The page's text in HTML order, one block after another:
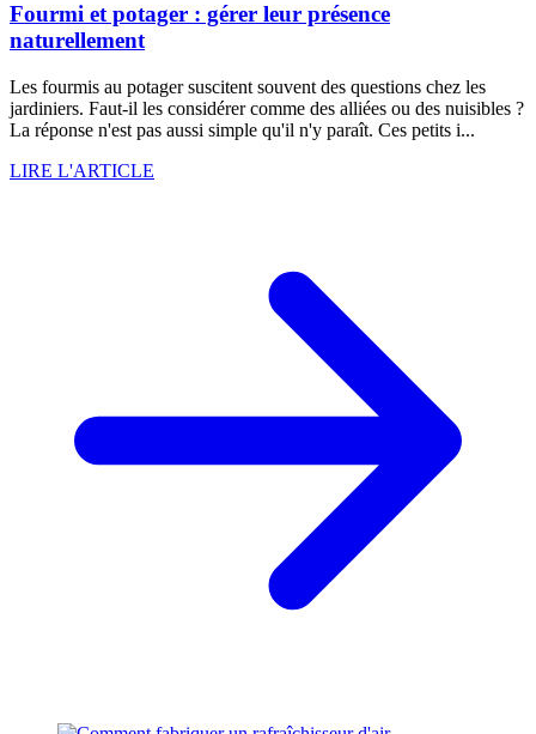
Fourmi et potager : gérer leur présence
naturellement
Les fourmis au potager suscitent souvent des questions chez les
jardiniers. Faut-il les considérer comme des alliées ou des nuisibles ?
La réponse n'est pas aussi simple qu'il n'y paraît. Ces petits i...
LIRE L'ARTICLE